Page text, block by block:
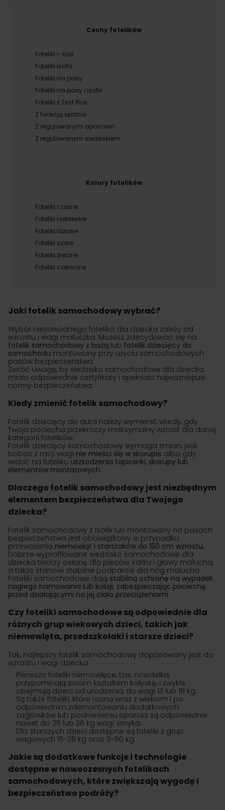
Cechy fotelików
Foteliki i-size
Foteliki isofix
Foteliki na pasy
Foteliki na pasy i isofix
Foteliki z Test Plus
Z funkcją spania
Z regulowanym oparciem
Z regulowanym siedziskiem
Kolory fotelików
Foteliki czarne
Foteliki niebieskie
Foteliki różowe
Foteliki szare
Foteliki zielone
Foteliki czerwone
Jaki fotelik samochodowy wybrać?
Wybór niezawodnego fotelika dla dziecka zależy od
wzrostu i wagi maluszka. Możesz zdecydować się na
fotelik samochodowy z bazą lub fotelik dziecięcy do
samochodu montowany przy użyciu samochodowych
pasów bezpieczeństwa.
Zwróć uwagę, by siedzisko samochodowe dla dziecka
miało odpowiednie certyfikaty i spełniało najważniejsze
normy bezpieczeństwa.
Kiedy zmienić fotelik samochodowy?
Fotelik dziecięcy do auta należy wymienić wtedy, gdy
Twoja pociecha przekroczy maksymalny wzrost dla danej
kategorii fotelików.
Fotelik dziecięcy samochodowy wymaga zmian, jeśli
bobas z racji wagi nie mieści się w skorupie albo gdy
widać na foteliku uszkodzenia tapicerki, skorupy lub
elementów montażowych.
Dlaczego fotelik samochodowy jest niezbędnym
elementem bezpieczeństwa dla Twojego
dziecka?
Fotelik samochodowy z Isofix lub montowany na pasach
bezpieczeństwa jest obowiązkowy w przypadku
przewożenia niemowląt i starszaków do 150 cm wzrostu.
Dobrze wyprofilowane siedzisko samochodowe dla
dziecka tworzy osłonę dla pleców, karku i głowy malucha,
a także stanowi stabilne podparcie dla nóg malucha.
Foteliki samochodowe dają stabilną ochronę na wypadek
nagłego hamowania lub kolizji, zabezpieczając pociechę
przed działającymi na jej ciało przeciążeniami.
Czy foteliki samochodowe są odpowiednie dla
różnych grup wiekowych dzieci, takich jak
niemowlęta, przedszkolaki i starsze dzieci?
Tak, najlepszy fotelik samochodowy dopasowany jest do
wzrostu i wagi dziecka.
Pierwsze foteliki niemowlęce, tzw. nosidełka,
przypominają swoim kształtem kołyskę, i zwykle
obejmują dzieci od urodzenia, do wagi 13 lub 18 kg.
Są także foteliki, które rosną wraz z wiekiem i po
odpowiednim zdemontowaniu dodatkowych
zagłówków lub podniesieniu oparcia są odpowiednie
nawet do 25 lub 36 kg wagi smyka.
Dla starszych dzieci dostępne są foteliki z grup
wagowych 15-36 kg oraz 9-50 kg.
Jakie są dodatkowe funkcje i technologie
dostępne w nowoczesnych fotelikach
samochodowych, które zwiększają wygodę i
bezpieczeństwo podróży?